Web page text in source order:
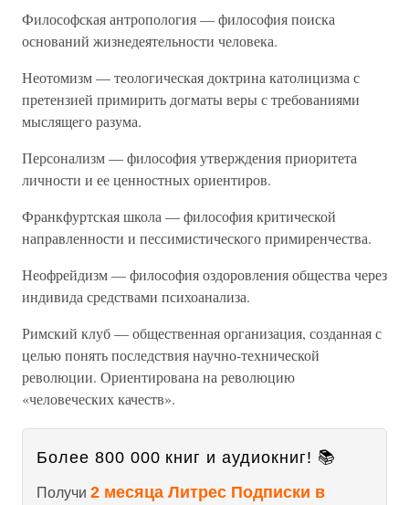
Философская антропология — философия поиска
оснований жизнедеятельности человека.
Неотомизм — теологическая доктрина католицизма с
претензией примирить догматы веры с требованиями
мыслящего разума.
Персонализм — философия утверждения приоритета
личности и ее ценностных ориентиров.
Франкфуртская школа — философия критической
направленности и пессимистического примиренчества.
Неофрейдизм — философия оздоровления общества через
индивида средствами психоанализа.
Римский клуб — общественная организация, созданная с
целью понять последствия научно-технической
революции. Ориентирована на революцию
«человеческих качеств».
Более 800 000 книг и аудиокниг! 📚
Получи 2 месяца Литрес Подписки в